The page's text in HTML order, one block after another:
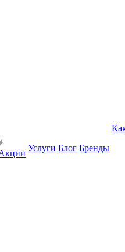
Услуги Блог Бренды